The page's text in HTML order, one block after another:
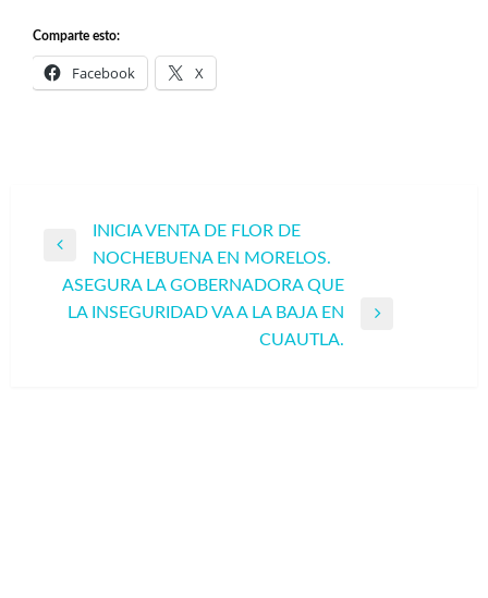
Comparte esto:
Facebook X
Navegación
entradas
Entrada
anterior
INICIA VENTA DE FLOR DE
NOCHEBUENA EN MORELOS.
ASEGURA LA GOBERNADORA QUE
LA INSEGURIDAD VA A LA BAJA EN
CUAUTLA.